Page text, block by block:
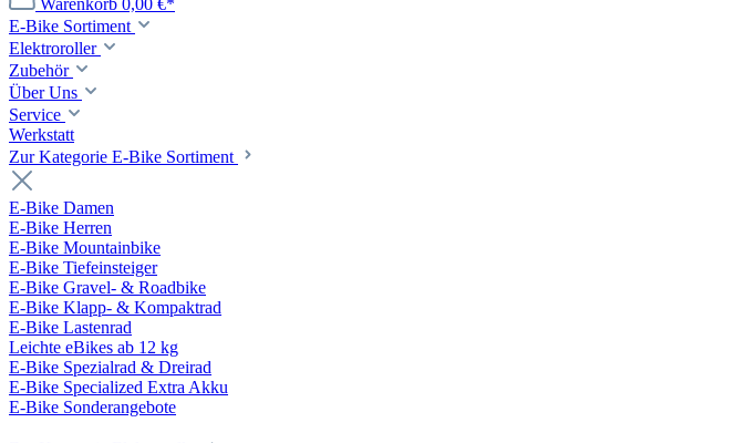
Warenkorb 0,00 €*
E-Bike Sortiment
Elektroroller
Zubehör
Über Uns
Service
Werkstatt
Zur Kategorie E-Bike Sortiment
E-Bike Damen
E-Bike Herren
E-Bike Mountainbike
E-Bike Tiefeinsteiger
E-Bike Gravel- & Roadbike
E-Bike Klapp- & Kompaktrad
E-Bike Lastenrad
Leichte eBikes ab 12 kg
E-Bike Spezialrad & Dreirad
E-Bike Specialized Extra Akku
E-Bike Sonderangebote